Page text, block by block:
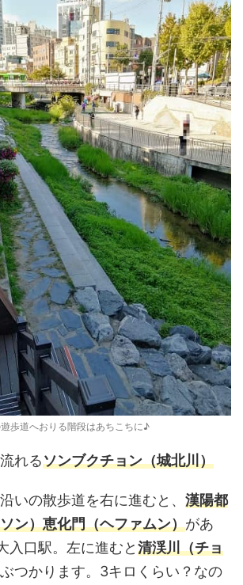
歩道へおりる階段はあちこちに♪
れるソンブクチョン（城北川）
いの散歩道を右に進むと、 漢陽都
ン）恵化門（ヘファムン）があ
入口駅。左に進むと清渓川（チョ
つかります。3キロくらい？なの